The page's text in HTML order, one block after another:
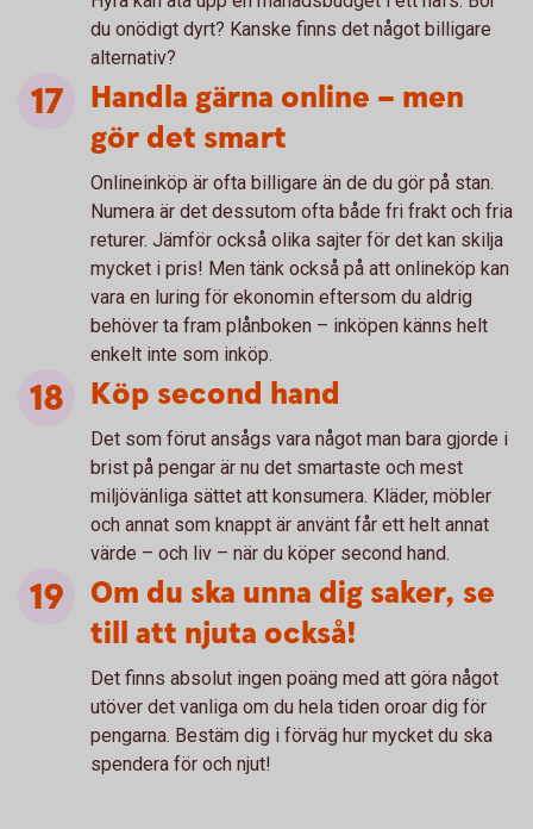
du onödigt dyrt? Kanske finns det något billigare
alternativ?
Handla gärna online – men
gör det smart
Onlineinköp är ofta billigare än de du gör på stan.
Numera är det dessutom ofta både fri frakt och fria
returer. Jämför också olika sajter för det kan skilja
mycket i pris! Men tänk också på att onlineköp kan
vara en luring för ekonomin eftersom du aldrig
behöver ta fram plånboken – inköpen känns helt
enkelt inte som inköp.
Köp second hand
Det som förut ansågs vara något man bara gjorde i
brist på pengar är nu det smartaste och mest
miljövänliga sättet att konsumera. Kläder, möbler
och annat som knappt är använt får ett helt annat
värde – och liv – när du köper second hand.
Om du ska unna dig saker, se
till att njuta också!
Det finns absolut ingen poäng med att göra något
utöver det vanliga om du hela tiden oroar dig för
pengarna. Bestäm dig i förväg hur mycket du ska
spendera för och njut!